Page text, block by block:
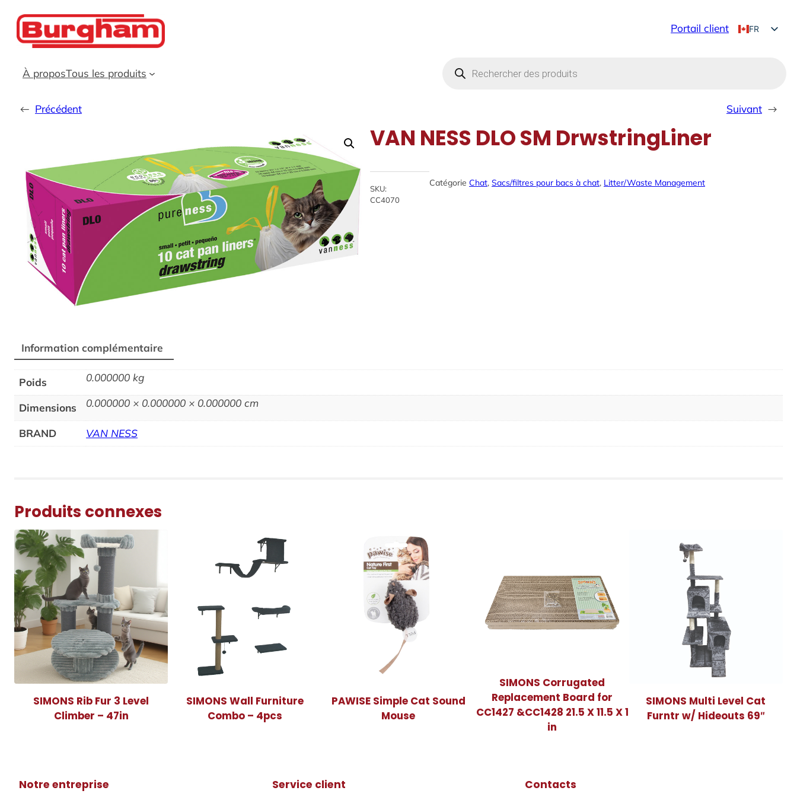
Aller
contenu
Portail client
FR
À proposTous les produits
search
← Précédent Suivant →
VAN NESS DLO SM DrwstringLiner
SKU:
CC4070
Catégorie Chat, Sacs/filtres pour bacs à chat, Litter/Waste Management
Information complémentaire
Poids 0.000000 kg
Dimensions 0.000000 × 0.000000 × 0.000000 cm
BRAND VAN NESS
Produits connexes
SIMONS Rib Fur 3 Level
Climber – 47in
SIMONS Wall Furniture
Combo – 4pcs
PAWISE Simple Cat Sound
Mouse
SIMONS Corrugated
Replacement Board for
CC1427 &CC1428 21.5 X 11.5 X 1
in
SIMONS Multi Level Cat
Furntr w/ Hideouts 69″
Notre entreprise Service client Contacts